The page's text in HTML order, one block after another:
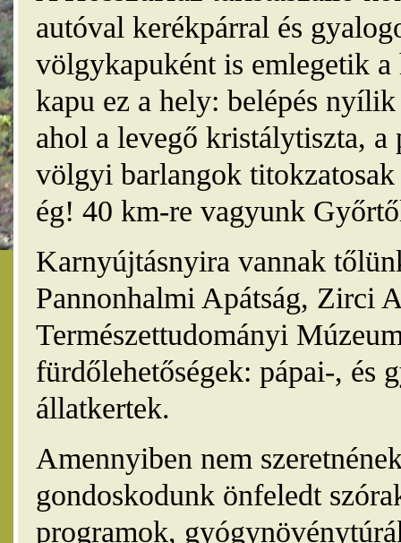
autóval kerékpárral és
völgykapuként is emlegetik
kapu ez a hely: belépés
ahol a levegő kristálytiszta, a
völgyi barlangok
ég! 40 km-re vagyunk
Karnyújtásnyira vannak
Pannonhalmi Apátság, Zirci
Természettudományi
fürdőlehetőségek: pápai-, és
állatkertek.
Amennyiben nem
gondoskodunk önfeledt
programok,